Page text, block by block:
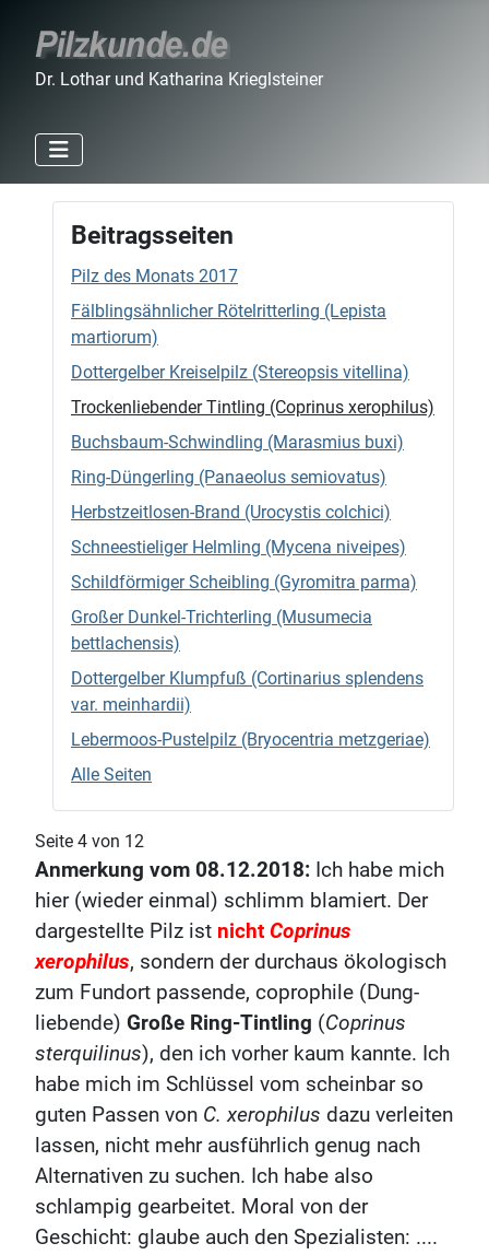
Dr. Lothar und Katharina Krieglsteiner
Beitragsseiten
Pilz des Monats 2017
Fälblingsähnlicher Rötelritterling (Lepista
martiorum)
Dottergelber Kreiselpilz (Stereopsis vitellina)
Trockenliebender Tintling (Coprinus xerophilus)
Buchsbaum-Schwindling (Marasmius buxi)
Ring-Düngerling (Panaeolus semiovatus)
Herbstzeitlosen-Brand (Urocystis colchici)
Schneestieliger Helmling (Mycena niveipes)
Schildförmiger Scheibling (Gyromitra parma)
Großer Dunkel-Trichterling (Musumecia
bettlachensis)
Dottergelber Klumpfuß (Cortinarius splendens
var. meinhardii)
Lebermoos-Pustelpilz (Bryocentria metzgeriae)
Alle Seiten
Seite 4 von 12
Anmerkung vom 08.12.2018: Ich habe mich
hier (wieder einmal) schlimm blamiert. Der
dargestellte Pilz ist nicht Coprinus
xerophilus, sondern der durchaus ökologisch
zum Fundort passende, coprophile (Dung-
liebende) Große Ring-Tintling (Coprinus
sterquilinus), den ich vorher kaum kannte. Ich
habe mich im Schlüssel vom scheinbar so
guten Passen von C. xerophilus dazu verleiten
lassen, nicht mehr ausführlich genug nach
Alternativen zu suchen. Ich habe also
schlampig gearbeitet. Moral von der
Geschicht: glaube auch den Spezialisten: ....